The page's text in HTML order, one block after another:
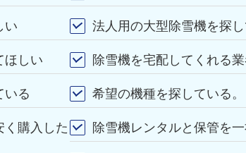
い
ほしい
いる
く購入した
法人用の大型除雪機を探
除雪機を宅配してくれる
希望の機種を探している。
除雪機レンタルと保管を